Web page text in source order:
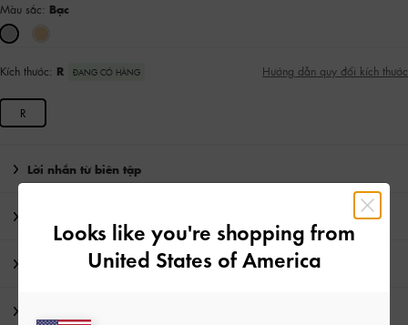
Màu sắc: Bạc
Kích thước: R ĐANG CÓ HÀNG Hướng dẫn quy đổi kích thước
R
Lời nhắn từ biên tập
Khuyến mãi
Looks like you're shopping from
United States of America